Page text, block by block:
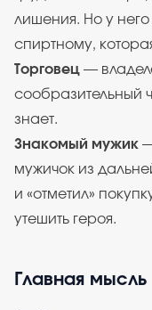
лишения. Но у него
спиртному,
Торговец —
сообразительный
знает.
Знакомый мужик
мужичок из
и «отметил»
утешить героя.
Главная мысль